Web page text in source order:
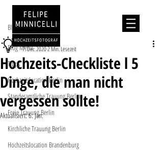
Beitrag
Blog Menu
Tipps
Hochzeitslocation Berlin
Standesamtliche Trauung Berlin
Freie Trauung Berlin
Kirchliche Trauung Berlin
Hochzeitslocation Brandenburg
Blog Menu
Hochzeits-Checkliste l 5
Dinge, die man nicht
vergessen sollte!
Tipps
7. Dez. 20202 Min. Lesezeit
Aktualisiert:6. Jan.